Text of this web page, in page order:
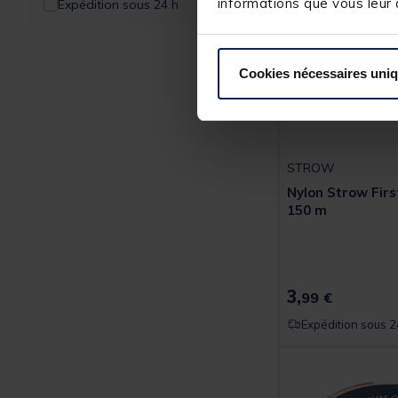
Cookies nécessaires
Expédition sous 24 h
STROW
Nylon Strow
150 m
3,99 €
Expédition sous